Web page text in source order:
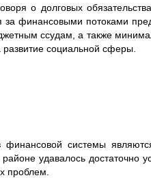
о долговых
за финансовыми потоками
ссудам, а также
социальной сферы.
системы
удавалось достаточно
проблем.